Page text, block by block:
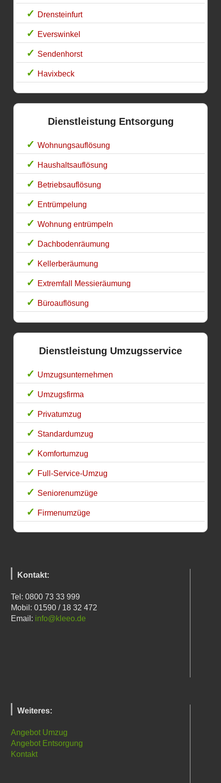
Drensteinfurt
Everswinkel
Sendenhorst
Havixbeck
Dienstleistung Entsorgung
Wohnungsauflösung
Haushaltsauflösung
Betriebsauflösung
Entrümpelung
Wohnung entrümpeln
Dachbodenräumung
Kellerberäumung
Extremfall Messieräumung
Büroauflösung
Dienstleistung Umzugsservice
Umzugsunternehmen
Umzugsfirma
Privatumzug
Standardumzug
Komfortumzug
Full-Service-Umzug
Seniorenumzüge
Firmenumzüge
Kontakt:
Tel: 0800 73 33 999
Mobil: 01590 / 18 32 472
Email: info@kleeo.de
Weiteres:
Angebot Umzug
Angebot Entsorgung
Kontakt